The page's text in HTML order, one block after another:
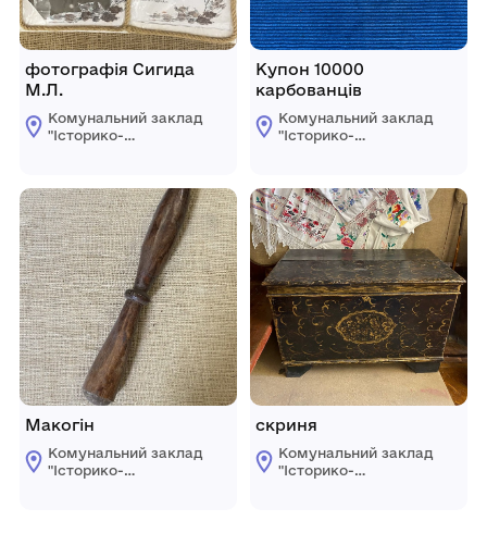
фотографія Сигида
М.Л.
Комунальний заклад
"Історико-
селищної ради"
Березівського
району Одеської
області
Макогін
Комунальний заклад
"Історико-
Купон 10000
карбованців
Комунальний заклад
"Історико-
селищної ради"
Березівського
району Одеської
області
скриня
Комунальний заклад
"Історико-